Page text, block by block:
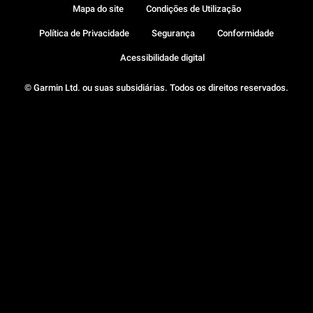
© Garmin Ltd. ou suas subsidiárias. Todos os direitos reservados.
Mapa do site Condições de Utilização
Política de Privacidade Segurança Conformidade
Acessibilidade digital